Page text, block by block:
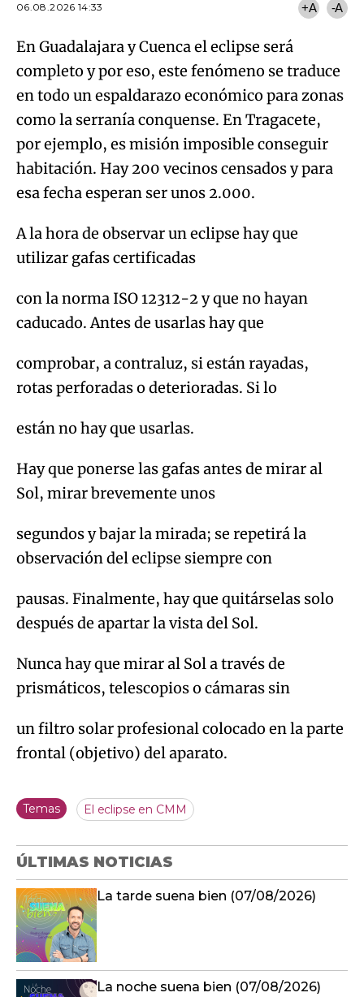
06.08.2026 14:33 +A -A
En Guadalajara y Cuenca el eclipse será
completo y por eso, este fenómeno se traduce
en todo un espaldarazo económico para zonas
como la serranía conquense. En Tragacete,
por ejemplo, es misión imposible conseguir
habitación. Hay 200 vecinos censados y para
esa fecha esperan ser unos 2.000.
A la hora de observar un eclipse hay que
utilizar gafas certificadas
con la norma ISO 12312-2 y que no hayan
caducado. Antes de usarlas hay que
comprobar, a contraluz, si están rayadas,
rotas perforadas o deterioradas. Si lo
están no hay que usarlas.
Hay que ponerse las gafas antes de mirar al
Sol, mirar brevemente unos
segundos y bajar la mirada; se repetirá la
observación del eclipse siempre con
pausas. Finalmente, hay que quitárselas solo
después de apartar la vista del Sol.
Nunca hay que mirar al Sol a través de
prismáticos, telescopios o cámaras sin
un filtro solar profesional colocado en la parte
frontal (objetivo) del aparato.
Temas El eclipse en CMM
ÚLTIMAS NOTICIAS
La tarde suena bien (07/08/2026)
La noche suena bien (07/08/2026)